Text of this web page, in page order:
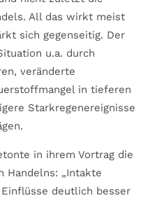
All das wirkt meist
sich gegenseitig. Der
u.a. durch
veränderte
in tieferen
Starkregenereignisse
in ihrem Vortrag die
Handelns: „Intakte
deutlich besser